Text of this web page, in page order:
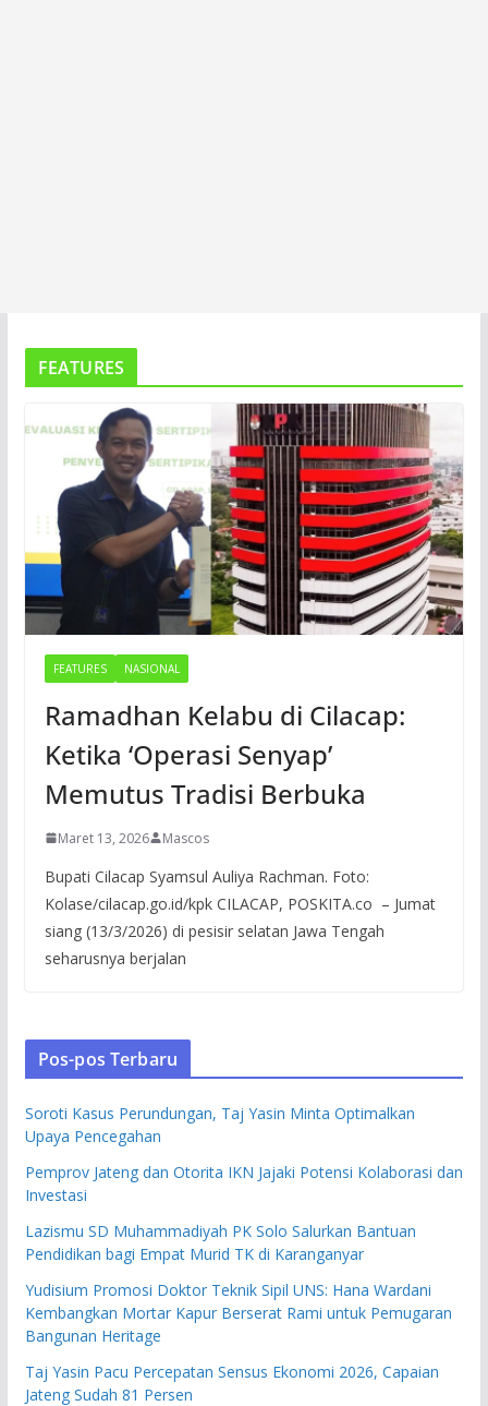
FEATURES
FEATURES NASIONAL
Ramadhan Kelabu di Cilacap:
Ketika ‘Operasi Senyap’
Memutus Tradisi Berbuka
Maret 13, 2026 Mascos
Bupati Cilacap Syamsul Auliya Rachman. Foto:
Kolase/cilacap.go.id/kpk CILACAP, POSKITA.co – Jumat
siang (13/3/2026) di pesisir selatan Jawa Tengah
seharusnya berjalan
Pos-pos Terbaru
Soroti Kasus Perundungan, Taj Yasin Minta Optimalkan
Upaya Pencegahan
Pemprov Jateng dan Otorita IKN Jajaki Potensi Kolaborasi dan
Investasi
Lazismu SD Muhammadiyah PK Solo Salurkan Bantuan
Pendidikan bagi Empat Murid TK di Karanganyar
Yudisium Promosi Doktor Teknik Sipil UNS: Hana Wardani
Kembangkan Mortar Kapur Berserat Rami untuk Pemugaran
Bangunan Heritage
Taj Yasin Pacu Percepatan Sensus Ekonomi 2026, Capaian
Jateng Sudah 81 Persen